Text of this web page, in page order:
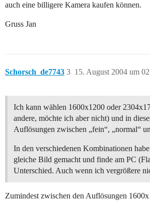
auch eine billigere Kamera kaufen können.
Gruss Jan
Schorsch_de7743 15. August 2004 um
3
Ich kann wählen 1600x1200 oder
andere, möchte ich aber nicht) und in
Auflösungen zwischen „fein“, „normal“
In den verschiedenen Kombinationen
gleiche Bild gemacht und finde am PC
Unterschied. Auch wenn ich vergrößere
Zumindest zwischen den Auflösungen